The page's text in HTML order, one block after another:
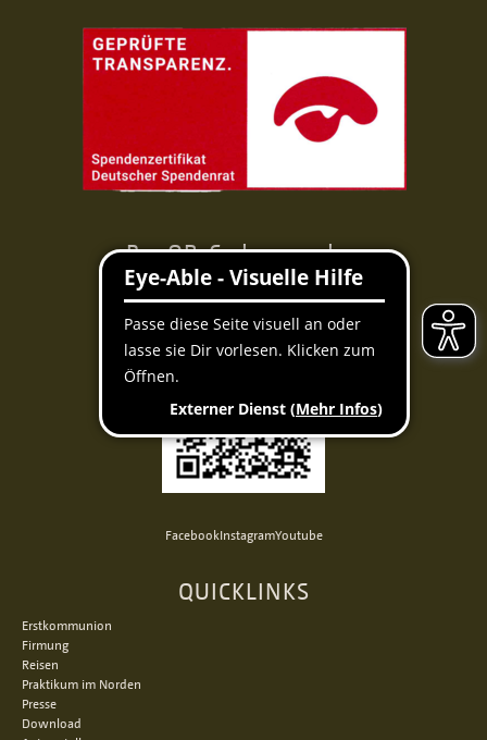
Per QR-Code spenden
Mit der Banking-App scannen und spenden
FacebookInstagramYoutube
QUICKLINKS
Erstkommunion
Firmung
Reisen
Praktikum im Norden
Presse
Download